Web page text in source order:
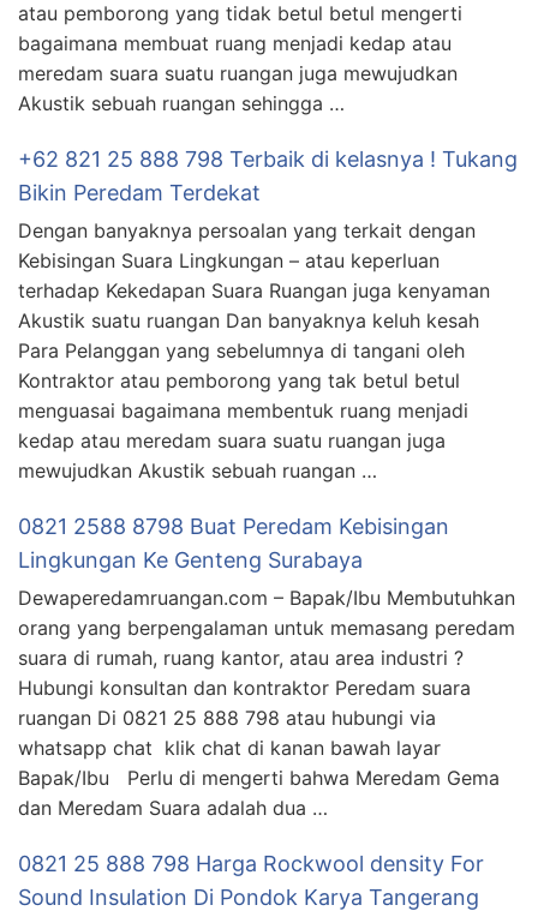
atau pemborong yang tidak betul betul mengerti
bagaimana membuat ruang menjadi kedap atau
meredam suara suatu ruangan juga mewujudkan
Akustik sebuah ruangan sehingga …
+62 821 25 888 798 Terbaik di kelasnya ! Tukang
Bikin Peredam Terdekat
Dengan banyaknya persoalan yang terkait dengan
Kebisingan Suara Lingkungan – atau keperluan
terhadap Kekedapan Suara Ruangan juga kenyaman
Akustik suatu ruangan Dan banyaknya keluh kesah
Para Pelanggan yang sebelumnya di tangani oleh
Kontraktor atau pemborong yang tak betul betul
menguasai bagaimana membentuk ruang menjadi
kedap atau meredam suara suatu ruangan juga
mewujudkan Akustik sebuah ruangan …
0821 2588 8798 Buat Peredam Kebisingan
Lingkungan Ke Genteng Surabaya
Dewaperedamruangan.com – Bapak/Ibu Membutuhkan
orang yang berpengalaman untuk memasang peredam
suara di rumah, ruang kantor, atau area industri ?
Hubungi konsultan dan kontraktor Peredam suara
ruangan Di 0821 25 888 798 atau hubungi via
whatsapp chat klik chat di kanan bawah layar
Bapak/Ibu Perlu di mengerti bahwa Meredam Gema
dan Meredam Suara adalah dua …
0821 25 888 798 Harga Rockwool density For
Sound Insulation Di Pondok Karya Tangerang